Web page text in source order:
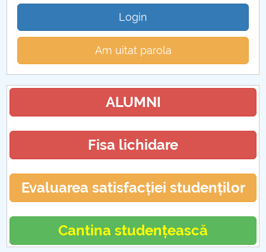
ASIGURAREA CALITĂȚII
RELAȚII CU MEDIUL SOCIO-ECONOMIC ȘI
INTERNAȚIONALE
PRIM STUD FSED
Login
Am uitat parola
ALUMNI
Fisa lichidare
Evaluarea satisfacției studenților
Cantina studențească